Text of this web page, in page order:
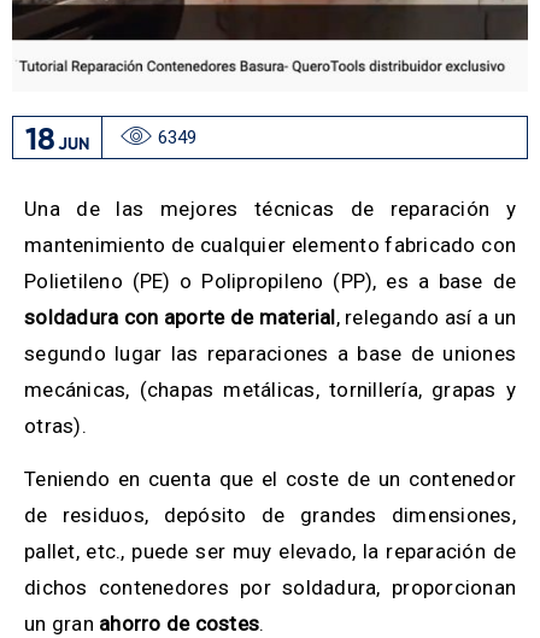
18 JUN 6349
Una de las mejores técnicas de reparación y
mantenimiento de cualquier elemento fabricado con
Polietileno (PE) o Polipropileno (PP), es a base de
soldadura con aporte de material, relegando así a un
segundo lugar las reparaciones a base de uniones
mecánicas, (chapas metálicas, tornillería, grapas y
otras).
Teniendo en cuenta que el coste de un contenedor
de residuos, depósito de grandes dimensiones,
pallet, etc., puede ser muy elevado, la reparación de
dichos contenedores por soldadura, proporcionan
un gran ahorro de costes.